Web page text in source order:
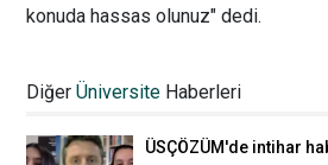
konuda hassas olunuz" dedi.
DiğerÜniversite Haberleri
ÜSÇÖZÜM'de intihar